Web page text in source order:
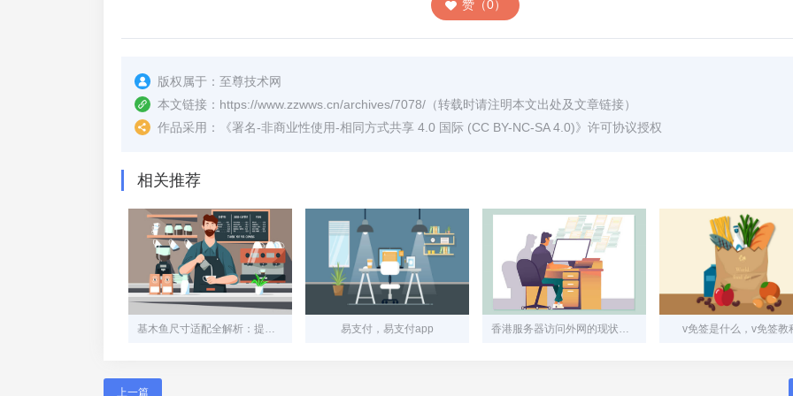
赞（0）
版权属于： 至尊技术网
本文链接： https://www.zzwws.cn/archives/7078/ （转载时请注明本文出处及文章链接）
作品采用：
《署名-非商业性使用-相同方式共享 4.0 国际 (CC BY-NC-SA 4.0)》许可协议授权
相关推荐
基木鱼尺寸适配全解析：提升用户体验的关键细节 易支付，易支付app 香港服务器访问外网的现状与技术分析 v免签是什么，v免签教
上一篇